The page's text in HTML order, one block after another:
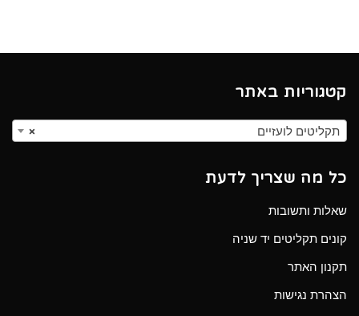
קטגוריות באתר
× תקליטים לועזיים
כל מה שצריך לדעת
שאלות ותשובות
קונים תקליטים יד שניה
תקנון האתר
הצהרת נגישות